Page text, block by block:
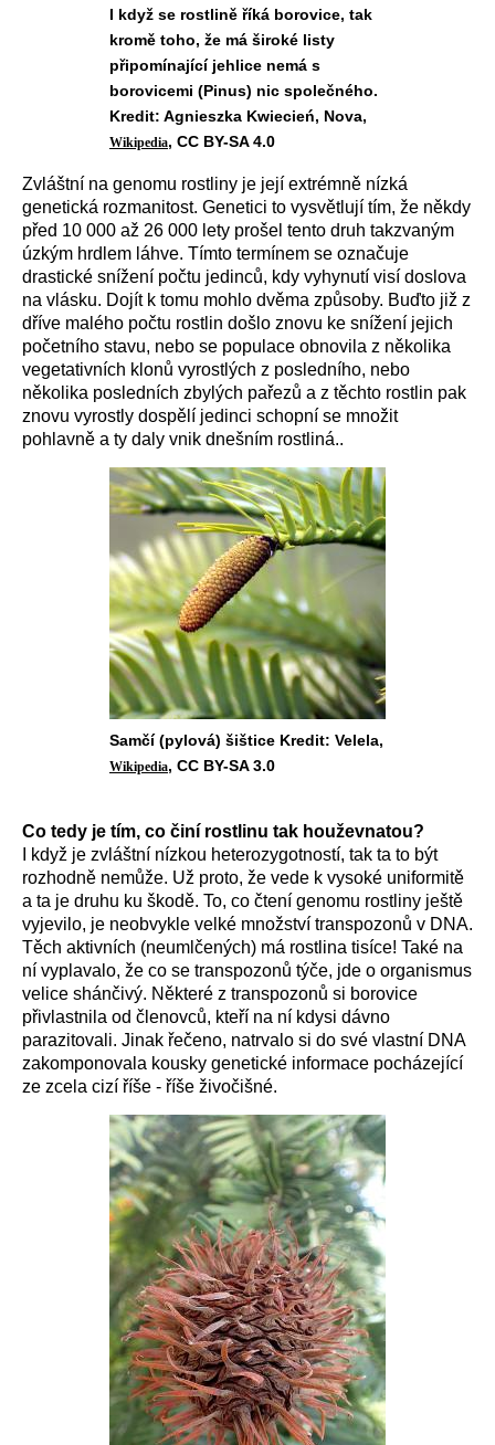
I když se rostlině říká borovice, tak
kromě toho, že má široké listy
připomínající jehlice nemá s
borovicemi (Pinus) nic společného.
Kredit: Agnieszka Kwiecień, Nova,
Wikipedia, CC BY-SA 4.0
Zvláštní na genomu rostliny je její extrémně nízká
genetická rozmanitost. Genetici to vysvětlují tím, že někdy
před 10 000 až 26 000 lety prošel tento druh takzvaným
úzkým hrdlem láhve. Tímto termínem se označuje
drastické snížení počtu jedinců, kdy vyhynutí visí doslova
na vlásku. Dojít k tomu mohlo dvěma způsoby. Buďto již z
dříve malého počtu rostlin došlo znovu ke snížení jejich
početního stavu, nebo se populace obnovila z několika
vegetativních klonů vyrostlých z posledního, nebo
několika posledních zbylých pařezů a z těchto rostlin pak
znovu vyrostly dospělí jedinci schopní se množit
pohlavně a ty daly vnik dnešním rostliná..
Samčí (pylová) šištice Kredit: Velela,
Wikipedia, CC BY-SA 3.0
Co tedy je tím, co činí rostlinu tak houževnatou?
I když je zvláštní nízkou heterozygotností, tak ta to být
rozhodně nemůže. Už proto, že vede k vysoké uniformitě
a ta je druhu ku škodě. To, co čtení genomu rostliny ještě
vyjevilo, je neobvykle velké množství transpozonů v DNA.
Těch aktivních (neumlčených) má rostlina tisíce! Také na
ní vyplavalo, že co se transpozonů týče, jde o organismus
velice shánčivý. Některé z transpozonů si borovice
přivlastnila od členovců, kteří na ní kdysi dávno
parazitovali. Jinak řečeno, natrvalo si do své vlastní DNA
zakomponovala kousky genetické informace pocházející
ze zcela cizí říše - říše živočišné.